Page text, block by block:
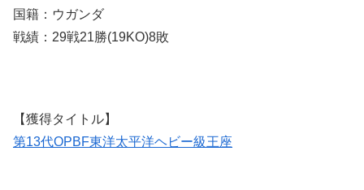
国籍：ウガンダ
戦績：29戦21勝(19KO)8敗
【獲得タイトル】
第13代OPBF東洋太平洋ヘビー級王座